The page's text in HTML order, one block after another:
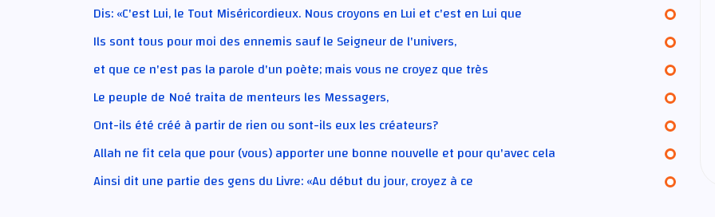
Dis: «C'est Lui, le Tout Miséricordieux. Nous croyons en Lui et c'est en Lui que
Ils sont tous pour moi des ennemis sauf le Seigneur de l'univers,
et que ce n'est pas la parole d'un poète; mais vous ne croyez que très
Le peuple de Noé traita de menteurs les Messagers,
Ont-ils été créé à partir de rien ou sont-ils eux les créateurs?
Allah ne fit cela que pour (vous) apporter une bonne nouvelle et pour qu'avec cela
Ainsi dit une partie des gens du Livre: «Au début du jour, croyez à ce